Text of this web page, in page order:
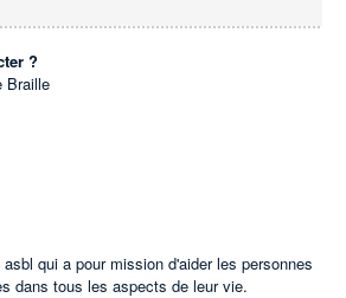
?
Braille
qui a pour mission d'aider les personnes
dans tous les aspects de leur vie.